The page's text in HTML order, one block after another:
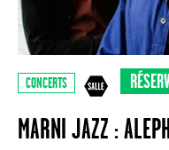
CONCERTS
MARNI JAZZ :